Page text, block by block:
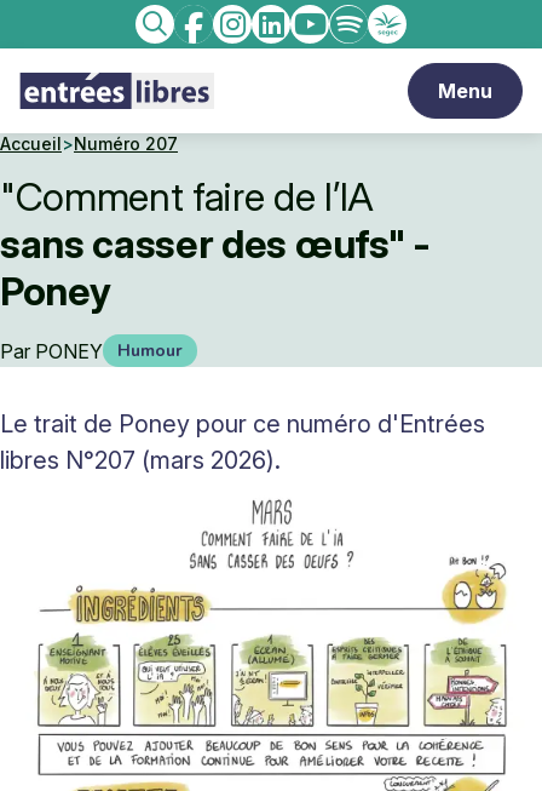
Menu
Recherche
Facebook
Instagram
linkedinYoutube
SpotifyEnseignement
catholique
Accueil>Numéro 207
"Comment faire de l’IA
sans casser des œufs" -
Poney
Par PONEY Humour
Le trait de Poney pour ce numéro d'Entrées
libres N°207 (mars 2026).